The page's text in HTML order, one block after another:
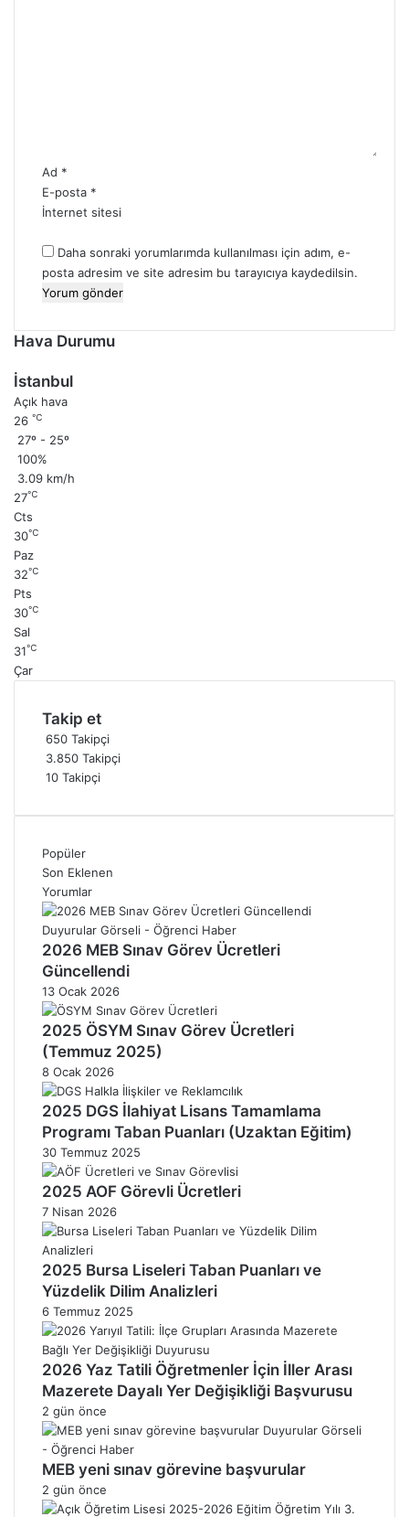
Ad *
E-posta *
İnternet sitesi
Daha sonraki yorumlarımda kullanılması için adım, e-
posta adresim ve site adresim bu tarayıcıya kaydedilsin.
Hava Durumu
İstanbul
Açık hava
26 ℃
27º - 25º
100%
3.09 km/h
27℃
Cts
30℃
Paz
32℃
Pts
30℃
Sal
31℃
Çar
Takip et
650 Takipçi
3.850 Takipçi
10 Takipçi
Popüler
Son Eklenen
Yorumlar
2026 MEB Sınav Görev Ücretleri
Güncellendi
13 Ocak 2026
2025 ÖSYM Sınav Görev Ücretleri
(Temmuz 2025)
8 Ocak 2026
2025 DGS İlahiyat Lisans Tamamlama
Programı Taban Puanları (Uzaktan Eğitim)
30 Temmuz 2025
2025 AOF Görevli Ücretleri
7 Nisan 2026
2025 Bursa Liseleri Taban Puanları ve
Yüzdelik Dilim Analizleri
6 Temmuz 2025
2026 Yaz Tatili Öğretmenler İçin İller Arası
Mazerete Dayalı Yer Değişikliği Başvurusu
2 gün önce
MEB yeni sınav görevine başvurular
2 gün önce